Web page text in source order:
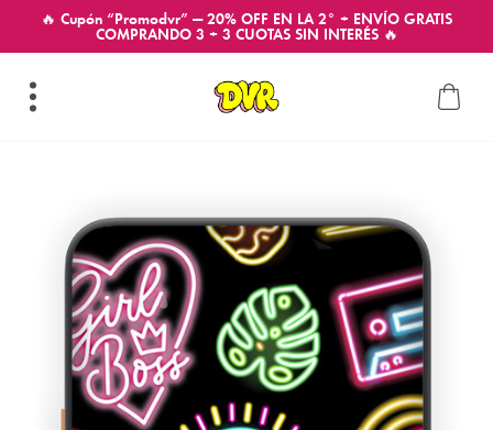
🔥 Cupón “Promodvr” — 20% OFF EN LA 2° + ENVÍO GRATIS
COMPRANDO 3 + 3 CUOTAS SIN INTERÉS 🔥